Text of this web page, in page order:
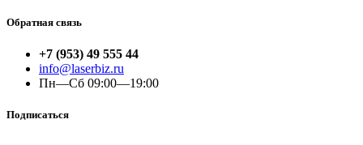
Обратная связь
+7 (953) 49 555 44
info@laserbiz.ru
Пн—Сб 09:00—19:00
Подписаться